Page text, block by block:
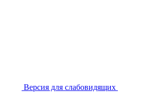
Версия для слабовидящих